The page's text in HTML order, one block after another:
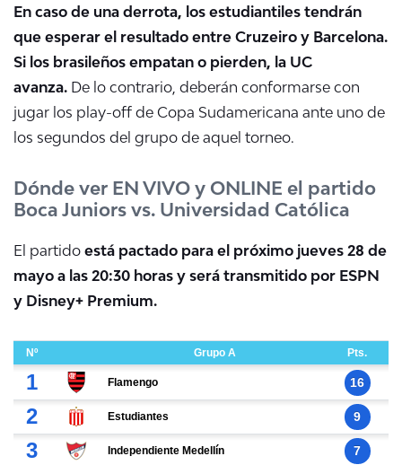
En caso de una derrota, los estudiantiles tendrán
que esperar el resultado entre Cruzeiro y Barcelona.
Si los brasileños empatan o pierden, la UC
avanza. De lo contrario, deberán conformarse con
jugar los play-off de Copa Sudamericana ante uno de
los segundos del grupo de aquel torneo.
Dónde ver EN VIVO y ONLINE el partido
Boca Juniors vs. Universidad Católica
El partido está pactado para el próximo jueves 28 de
mayo a las 20:30 horas y será transmitido por ESPN
y Disney+ Premium.